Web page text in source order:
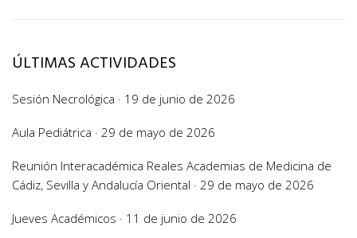
ÚLTIMAS ACTIVIDADES
Sesión Necrológica · 19 de junio de 2026
Aula Pediátrica · 29 de mayo de 2026
Reunión Interacadémica Reales Academias de Medicina de
Cádiz, Sevilla y Andalucía Oriental · 29 de mayo de 2026
Jueves Académicos · 11 de junio de 2026